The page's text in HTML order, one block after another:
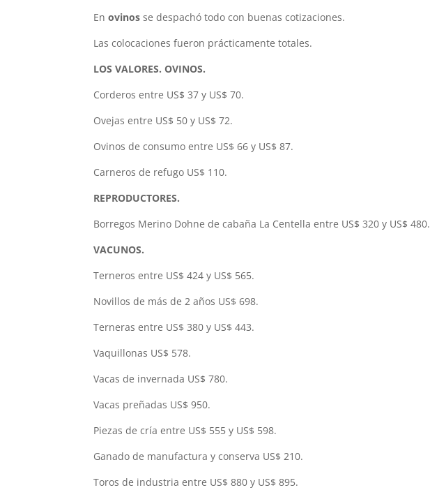
Enovinos se despachó todo con buenas cotizaciones.
Las colocaciones fueron prácticamente totales.
LOS VALORES. OVINOS.
Corderos entre US$ 37 y US$ 70.
Ovejas entre US$ 50 y US$ 72.
Ovinos de consumo entre US$ 66 y US$ 87.
Carneros de refugo US$ 110.
REPRODUCTORES.
Borregos Merino Dohne de cabaña La Centella entre US$ 320 y US$ 480.
VACUNOS.
Terneros entre US$ 424 y US$ 565.
Novillos de más de 2 años US$ 698.
Terneras entre US$ 380 y US$ 443.
Vaquillonas US$ 578.
Vacas de invernada US$ 780.
Vacas preñadas US$ 950.
Piezas de cría entre US$ 555 y US$ 598.
Ganado de manufactura y conserva US$ 210.
Toros de industria entre US$ 880 y US$ 895.